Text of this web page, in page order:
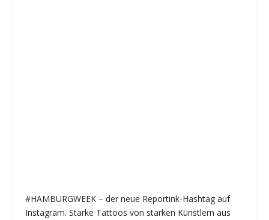
#HAMBURGWEEK – der neue Reportink-Hashtag auf
Instagram. Starke Tattoos von starken Künstlern aus